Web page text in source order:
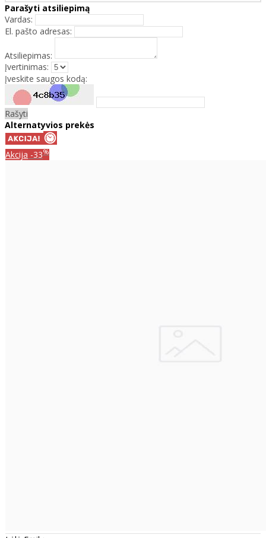
Parašyti atsiliepimą
Vardas:
El. pašto adresas:
Atsiliepimas:
Įvertinimas:
Įveskite saugos kodą:
Rašyti
Alternatyvios prekės
Akcija -33%